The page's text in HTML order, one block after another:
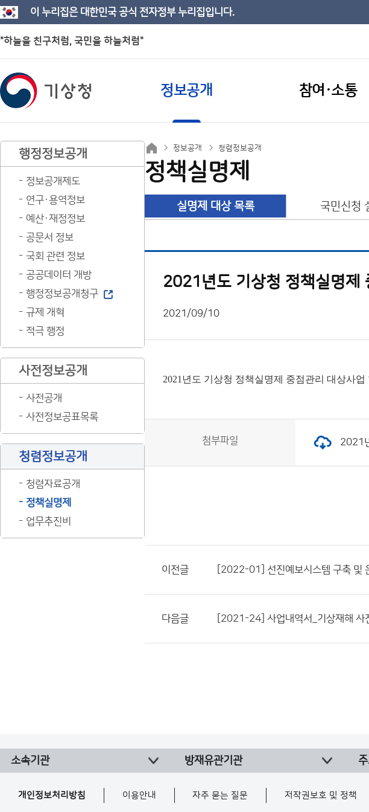
이 누리집은 대한민국 공식 전자정부 누리집입니다.
"하늘을 친구처럼, 국민을 하늘처럼"
정보공개 참여·소통
행정정보공개
정보공개제도
연구·용역정보
예산·재정정보
공문서 정보
국회 관련 정보
공공데이터 개방
행정정보공개청구
규제 개혁
적극 행정
사전정보공개
사전공개
사전정보공표목록
청렴정보공개
청렴자료공개
정책실명제
업무추진비
정보공개 청렴정보공개
정책실명제
실명제 대상 목록 국민신청
2021년도 기상청 정책실명제
2021/09/10
2021년도 기상청 정책실명제 중점관리 대상사업
첨부파일 2021
이전글 [2022-01] 선진예보시스템 구축 및
다음글 [2021-24] 사업내역서_기상재해 사
소속기관 방재유관기관
개인정보처리방침 이용안내 자주 묻는 질문 저작권보호 및 정책